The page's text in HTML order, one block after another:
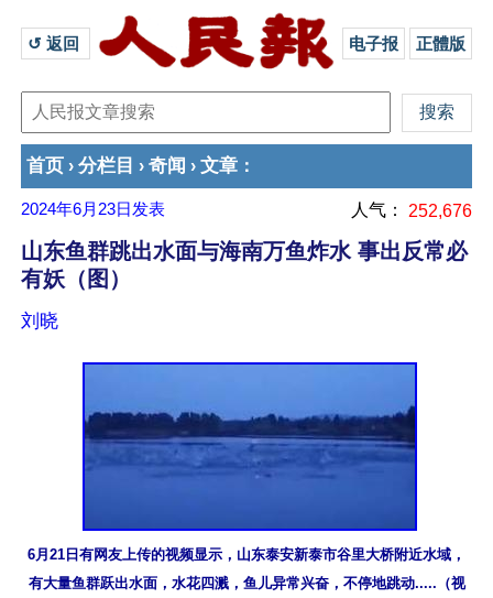
↺ 返回 电子报 正體版
首页 › 分栏目 › 奇闻 › 文章 ：
2024年6月23日 发表 人气： 252,676
山东鱼群跳出水面与海南万鱼炸水 事出反常必
有妖（图）
刘晓
6月21日有网友上传的视频显示，山东泰安新泰市谷里大桥附近水域，
有大量鱼群跃出水面，水花四溅，鱼儿异常兴奋，不停地跳动.....（视